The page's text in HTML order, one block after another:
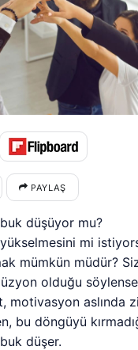
PAYLAŞ
düşüyor mu?
mi
mümkün müdür?
olduğu
motivasyon aslında
bu döngüyü
düşer.